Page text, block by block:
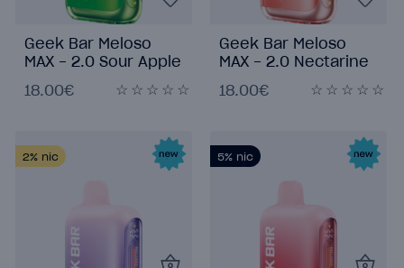
Geek Bar Meloso
MAX - 2.0 Sour Apple
18.00€
Geek Bar Meloso
MAX - 2.0 Nectarine
18.00€
2% nic 5% nic